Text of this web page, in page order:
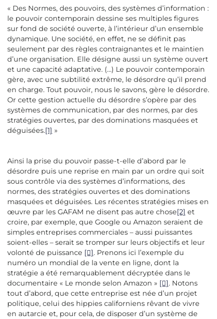
« Des Normes, des pouvoirs, des systèmes d’information :
le pouvoir contemporain dessine ses multiples figures
sur fond de société ouverte, à l’intérieur d’un ensemble
dynamique. Une société, en effet, ne se définit pas
seulement par des règles contraignantes et le maintien
d’une organisation. Elle désigne aussi un système ouvert
et une capacité adaptative. (…) Le pouvoir contemporain
gère, avec une subtilité extrême, le désordre qu’il prend
en charge. Tout pouvoir, nous le savons, gère le désordre.
Or cette gestion actuelle du désordre s’opère par des
systèmes de communication, par des normes, par des
stratégies ouvertes, par des dominations masquées et
déguisées.[1] »
Ainsi la prise du pouvoir passe-t-elle d’abord par le
désordre puis une reprise en main par un ordre qui soit
sous contrôle via des systèmes d’informations, des
normes, des stratégies ouvertes et des dominations
masquées et déguisées. Les récentes stratégies mises en
œuvre par les GAFAM ne disent pas autre chose[2] et
croire, par exemple, que Google ou Amazon seraient de
simples entreprises commerciales – aussi puissantes
soient-elles – serait se tromper sur leurs objectifs et leur
volonté de puissance []. Prenons ici l’exemple du
numéro un mondial de la vente en ligne, dont la
stratégie a été remarquablement décryptée dans le
documentaire « Le monde selon Amazon » []. Notons
tout d’abord, que cette entreprise est née d’un projet
politique, celui des hippies californiens rêvant de vivre
en autarcie et, pour cela, de disposer d’un système de